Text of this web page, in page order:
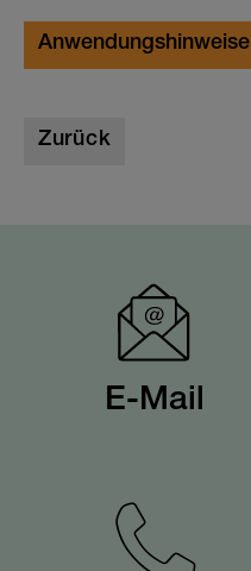
Anwendungshinweise
Zurück
E-Mail